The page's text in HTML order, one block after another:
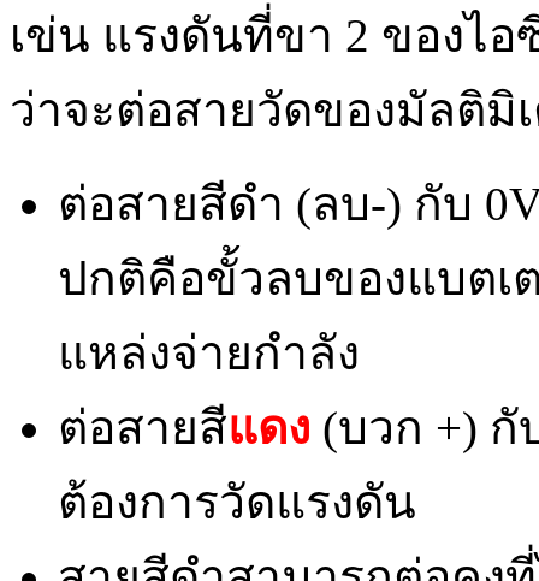
เข่น แรงดันที่ขา 2 ของไอ
ว่าจะต่อสายวัดของมัลติมิ
ต่อสายสีดำ (ลบ-) กับ
ปกติคือขั้วลบของแบตเ
แหล่งจ่ายกำลัง
ต่อสายสีแดง (บวก +) กั
ต้องการวัดแรงดัน